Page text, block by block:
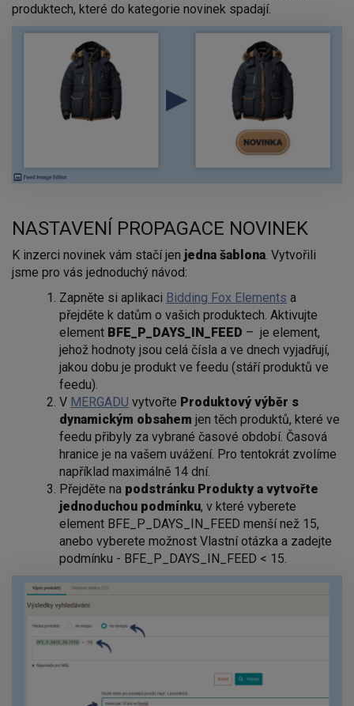
produktech, které do kategorie novinek spadají.
NASTAVENÍ PROPAGACE NOVINEK
K inzerci novinek vám stačí jen jedna šablona. Vytvořili
jsme pro vás jednoduchý návod:
Zapněte si aplikaci Bidding Fox Elements a
přejděte k datům o vašich produktech. Aktivujte
element BFE_P_DAYS_IN_FEED – je element,
jehož hodnoty jsou celá čísla a ve dnech vyjadřují,
jakou dobu je produkt ve feedu (stáří produktů ve
feedu).
V MERGADU vytvořte Produktový výběr s
dynamickým obsahem jen těch produktů, které ve
feedu přibyly za vybrané časové období. Časová
hranice je na vašem uvážení. Pro tentokrát zvolíme
například maximálně 14 dní.
Přejděte na podstránku Produkty a vytvořte
jednoduchou podmínku, v které vyberete
element BFE_P_DAYS_IN_FEED menší než 15,
anebo vyberete možnost Vlastní otázka a zadejte
podmínku - BFE_P_DAYS_IN_FEED < 15.